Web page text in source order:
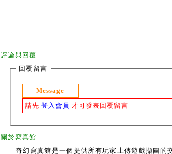
評論與回覆
回覆留言
Message
請先 登入會員 才可發表回覆留言
關於寫真館
奇幻寫真館是一個提供所有玩家上傳遊戲擷圖的